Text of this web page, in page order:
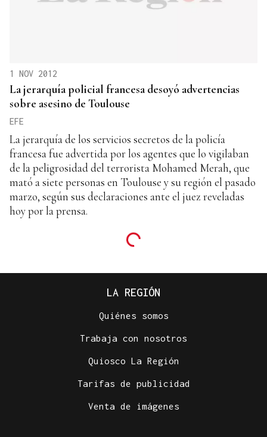
1 NOV 2012
La jerarquía policial francesa desoyó advertencias
sobre asesino de Toulouse
EFE
La jerarquía de los servicios secretos de la policía
francesa fue advertida por los agentes que lo vigilaban
de la peligrosidad del terrorista Mohamed Merah, que
mató a siete personas en Toulouse y su región el pasado
marzo, según sus declaraciones ante el juez reveladas
hoy por la prensa.
LA REGIÓN
Quiénes somos
Trabaja con nosotros
Quiosco La Región
Tarifas de publicidad
Venta de imágenes